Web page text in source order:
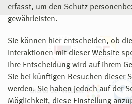
erfasst, um den Schutz
gewährleisten.
Sie können hier entscheiden, ob
Interaktionen mit dieser Website
Ihre Entscheidung wird auf ihrem
Sie bei künftigen Besuchen dieser
werden. Sie haben jedoch auf der
Möglichkeit, diese Einstellung